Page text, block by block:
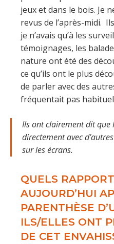
jeux et dans le bois. Je
revus de l’après-midi.
je n’avais qu’à les
témoignages, les
nature ont été des
ce qu’ils ont le plus
de parler avec des
fréquentait pas
Ils ont clairement dit
directement avec
sur les écrans.
QUELS
AUJOURD’HUI
PARENTHÈSE
ILS/ELLES ONT
DE CET